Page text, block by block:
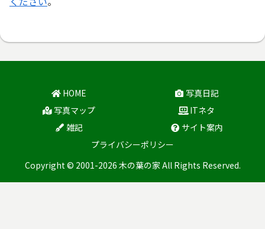
HOME
写真日記
写真マップ
ITネタ
雑記
サイト案内
プライバシーポリシー
Copyright © 2001-2026 木の葉の家 All Rights Reserved.